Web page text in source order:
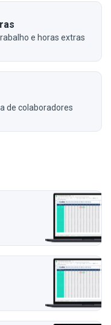
e horas extras
de colaboradores